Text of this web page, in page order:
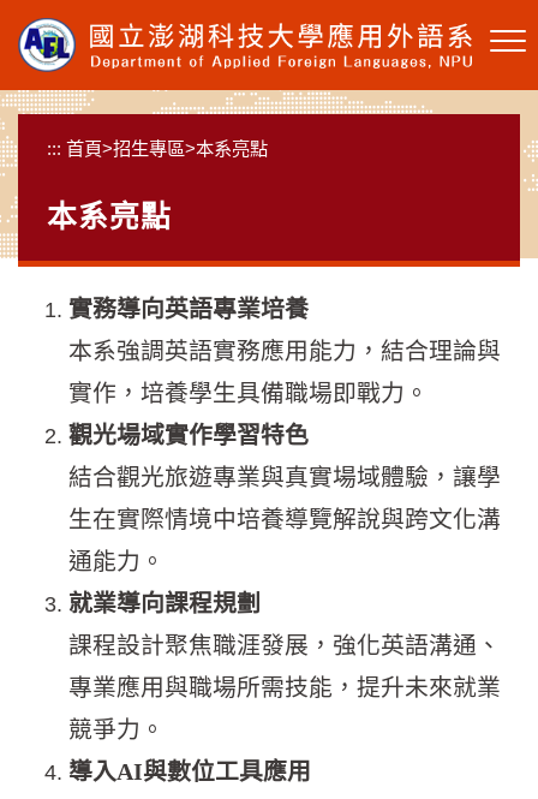
要
內
容
塊
::: 首頁>招生專區>本系亮點
本系亮點
實務導向英語專業培養
本系強調英語實務應用能力，結合理論與
實作，培養學生具備職場即戰力。
觀光場域實作學習特色
結合觀光旅遊專業與真實場域體驗，讓學
生在實際情境中培養導覽解說與跨文化溝
通能力。
就業導向課程規劃
課程設計聚焦職涯發展，強化英語溝通、
專業應用與職場所需技能，提升未來就業
競爭力。
導入AI與數位工具應用